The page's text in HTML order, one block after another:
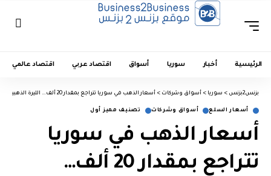
الرئيسية أخبار سوريا أسواق اقتصاد عربي اقتصاد عالمي
بزنس2بزنس > سوريا > أسواق وشركات > أسعار الذهب في سوريا تتراجع بمقدار 20 ألف… الليرة الذهبية عيار 21 قيراط تنخفض لأقل من 11 مليون ليرة سورية
أسعار السلع أسواق وشركات تصنيف مميز أول
أسعار الذهب في سوريا
تتراجع بمقدار 20 ألف…